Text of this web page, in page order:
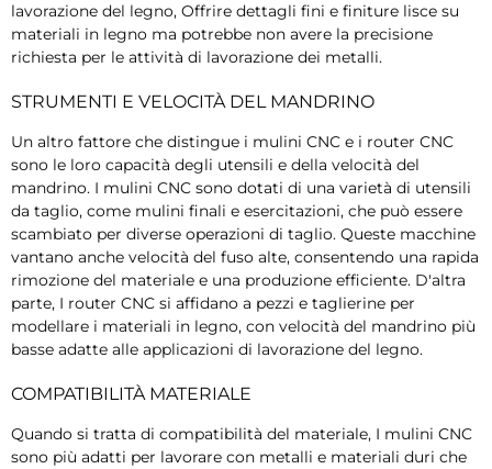
lavorazione del legno, Offrire dettagli fini e finiture lisce su
materiali in legno ma potrebbe non avere la precisione
richiesta per le attività di lavorazione dei metalli.
STRUMENTI E VELOCITÀ DEL MANDRINO
Un altro fattore che distingue i mulini CNC e i router CNC
sono le loro capacità degli utensili e della velocità del
mandrino. I mulini CNC sono dotati di una varietà di utensili
da taglio, come mulini finali e esercitazioni, che può essere
scambiato per diverse operazioni di taglio. Queste macchine
vantano anche velocità del fuso alte, consentendo una rapida
rimozione del materiale e una produzione efficiente. D'altra
parte, I router CNC si affidano a pezzi e taglierine per
modellare i materiali in legno, con velocità del mandrino più
basse adatte alle applicazioni di lavorazione del legno.
COMPATIBILITÀ MATERIALE
Quando si tratta di compatibilità del materiale, I mulini CNC
sono più adatti per lavorare con metalli e materiali duri che